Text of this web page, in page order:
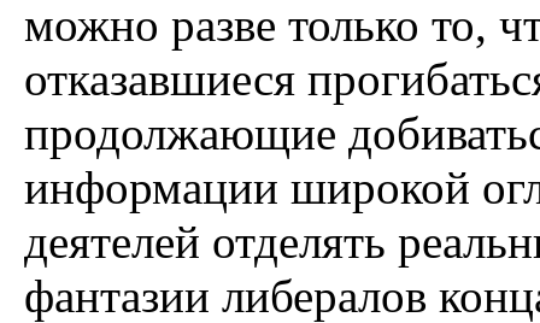
можно разве только то,
отказавшиеся
продолжающие
информации широкой
деятелей отделять
фантазии либералов